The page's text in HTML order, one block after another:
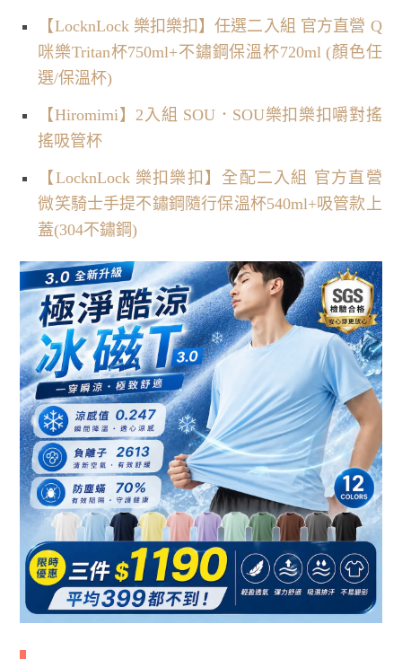
【LocknLock 樂扣樂扣】任選二入組 官方直營 Q
咪樂Tritan杯750ml+不鏽鋼保溫杯720ml (顏色任
選/保溫杯)
【Hiromimi】2入組 SOU．SOU樂扣樂扣嚼對搖
搖吸管杯
【LocknLock 樂扣樂扣】全配二入組 官方直營
微笑騎士手提不鏽鋼隨行保溫杯540ml+吸管款上
蓋(304不鏽鋼)